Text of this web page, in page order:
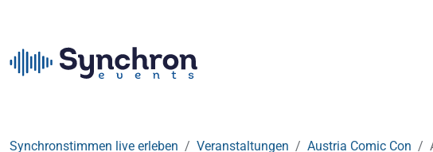
Synchronstimmen live erleben Veranstaltungen Austria Comic Con